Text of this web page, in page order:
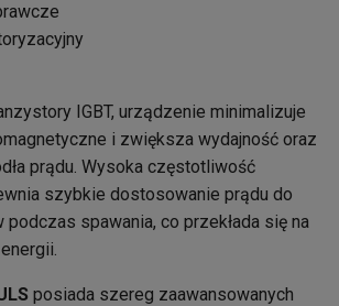
IGBT, urządzenie minimalizuje
i zwiększa wydajność oraz
prądu. Wysoka częstotliwość
szybkie dostosowanie prądu do
podczas spawania, co przekłada się na
posiada szereg zaawansowanych